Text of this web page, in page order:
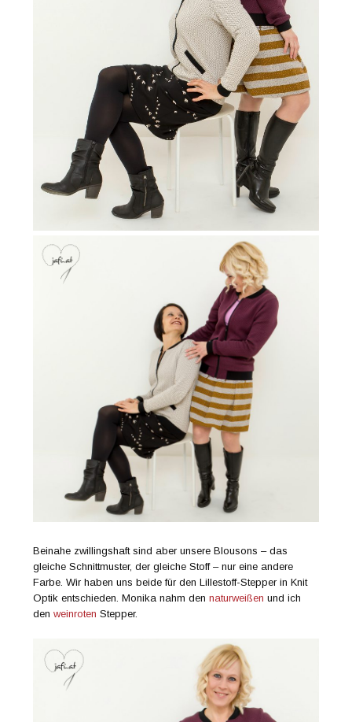
Beinahe zwillingshaft sind aber unsere Blousons – das
gleiche Schnittmuster, der gleiche Stoff – nur eine andere
Farbe. Wir haben uns beide für den Lillestoff-Stepper in Knit
Optik entschieden. Monika nahm dennaturweißen und ich
denweinroten Stepper.